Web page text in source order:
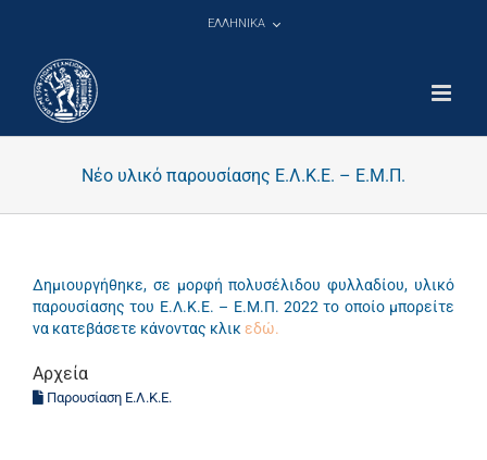
ΕΛΛΗΝΙΚΑ
Νέο υλικό παρουσίασης Ε.Λ.Κ.Ε. – Ε.Μ.Π.
Δημιουργήθηκε, σε μορφή πολυσέλιδου φυλλαδίου, υλικό
παρουσίασης του Ε.Λ.Κ.Ε. – Ε.Μ.Π. 2022 το οποίο μπορείτε
να κατεβάσετε κάνοντας κλικ εδώ.
Αρχεία
Παρουσίαση Ε.Λ.Κ.Ε.